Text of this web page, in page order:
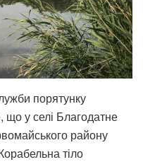
порятунку
що у селі Благодатне
району
тіло